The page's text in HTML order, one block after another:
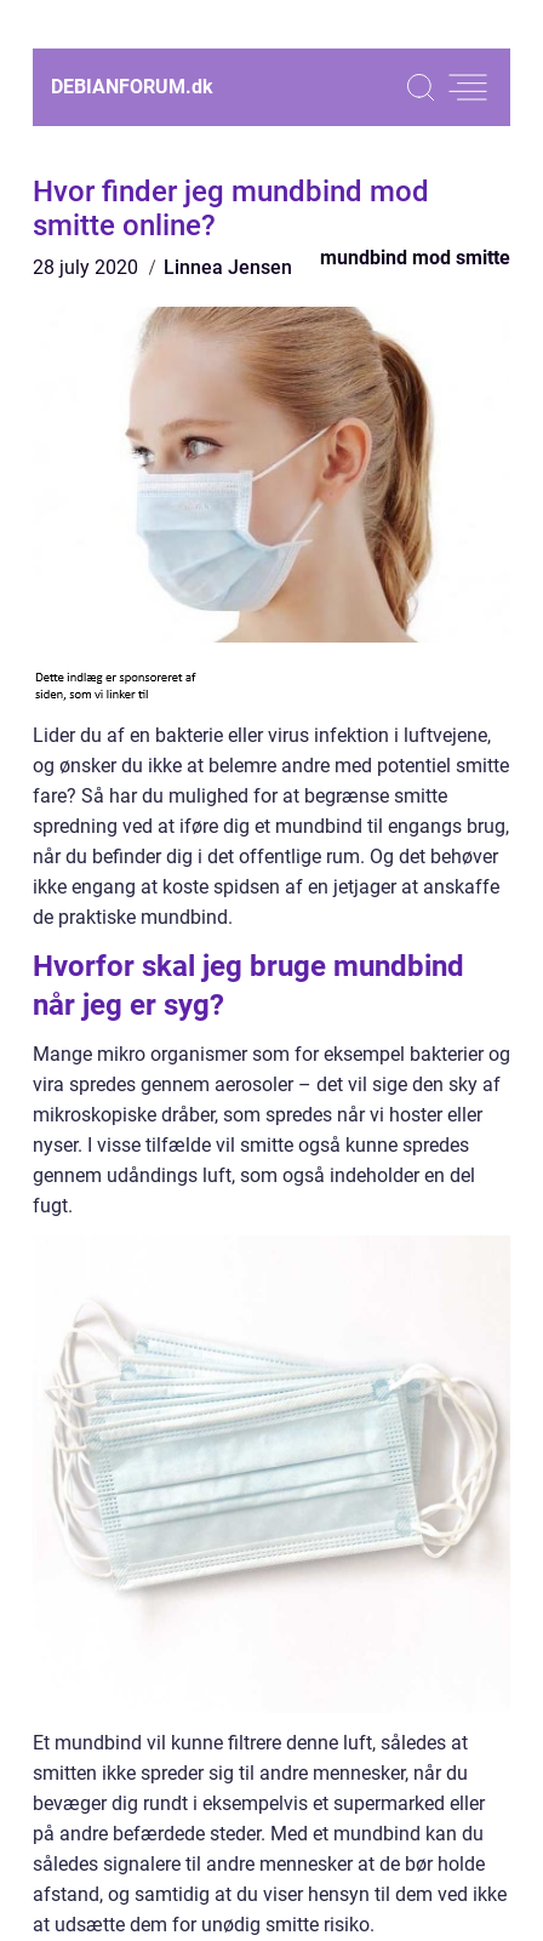
DEBIANFORUM.dk
Hvor finder jeg mundbind mod
smitte online?
28 july 2020 Linnea Jensen mundbind mod smitte
Lider du af en bakterie eller virus infektion i luftvejene,
og ønsker du ikke at belemre andre med potentiel smitte
fare? Så har du mulighed for at begrænse smitte
spredning ved at iføre dig et mundbind til engangs brug,
når du befinder dig i det offentlige rum. Og det behøver
ikke engang at koste spidsen af en jetjager at anskaffe
de praktiske mundbind.
Hvorfor skal jeg bruge mundbind
når jeg er syg?
Mange mikro organismer som for eksempel bakterier og
vira spredes gennem aerosoler – det vil sige den sky af
mikroskopiske dråber, som spredes når vi hoster eller
nyser. I visse tilfælde vil smitte også kunne spredes
gennem udåndings luft, som også indeholder en del
fugt.
Et mundbind vil kunne filtrere denne luft, således at
smitten ikke spreder sig til andre mennesker, når du
bevæger dig rundt i eksempelvis et supermarked eller
på andre befærdede steder. Med et mundbind kan du
således signalere til andre mennesker at de bør holde
afstand, og samtidig at du viser hensyn til dem ved ikke
at udsætte dem for unødig smitte risiko.